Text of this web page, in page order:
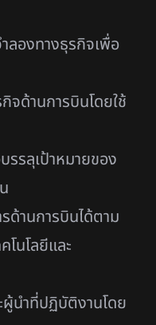
ลองทางธุรกิจเพื่อ
ด้านการบินโดยใช้
รรลุเป้าหมายของ
ด้านการบินได้ตาม
โนโลยีและ
นำที่ปฏิบัติงานโดย